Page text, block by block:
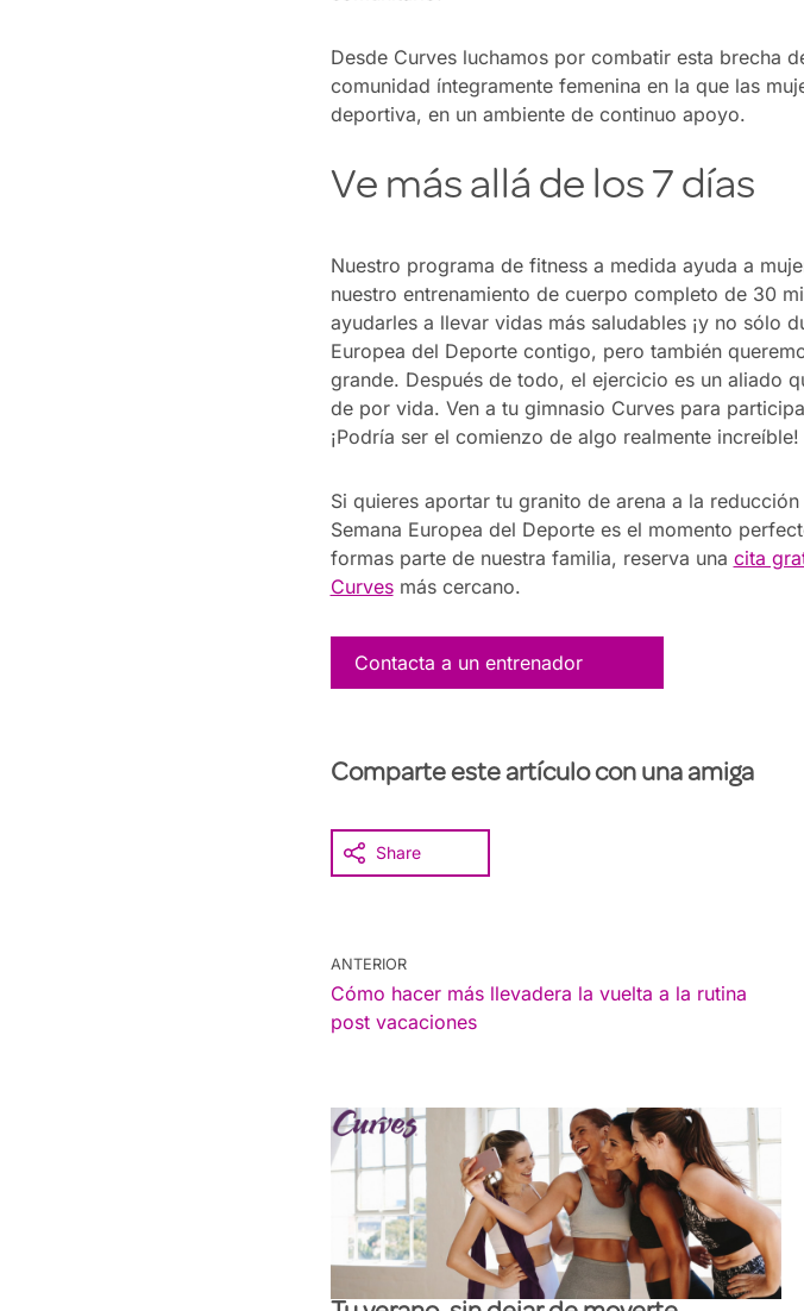
Desde Curves luchamos por combatir esta brecha
comunidad íntegramente femenina en la que las
deportiva, en un ambiente de continuo apoyo.
Ve más allá de los 7 días
Nuestro programa de fitness a medida ayuda a
nuestro entrenamiento de cuerpo completo de 30
ayudarles a llevar vidas más saludables ¡y no sólo
Europea del Deporte contigo, pero también
grande. Después de todo, el ejercicio es un aliado
de por vida. Ven a tu gimnasio Curves para
¡Podría ser el comienzo de algo realmente increíble!
Si quieres aportar tu granito de arena a la
Semana Europea del Deporte es el momento
formas parte de nuestra familia, reserva una cita
Curvesmás cercano.
Contacta a un entrenador
Comparte este artículo con una amiga
Share
ANTERIOR
Cómo hacer más llevadera la vuelta a la rutina
post vacaciones